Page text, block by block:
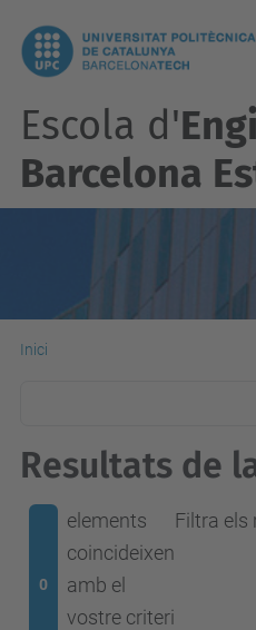
Escola d'
Barcelona
Inici
Resultats de
0
elements
coincideixen
amb el
vostre criteri
Filtra els